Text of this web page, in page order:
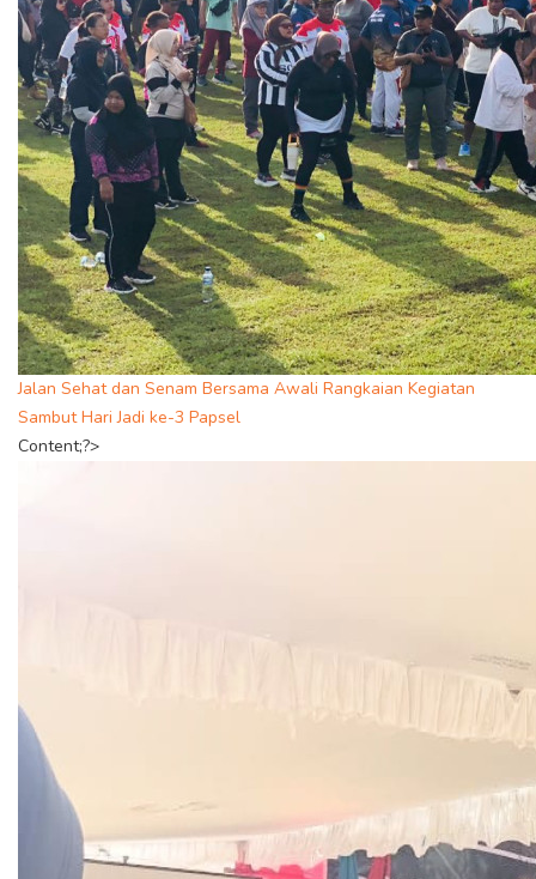
Jalan Sehat dan Senam Bersama Awali Rangkaian Kegiatan
Sambut Hari Jadi ke-3 Papsel
Content;?>